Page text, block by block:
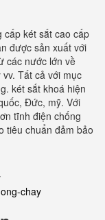
cấp két sắt cao cấp
được sản xuất với
các nước lớn về
Tất cả với mục
két sắt khoá hiện
Đức, mỹ. Với
tĩnh điện chống
tiêu chuẩn đảm bảo
chay